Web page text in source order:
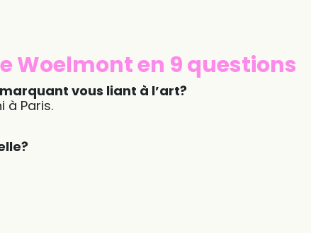
Woelmont en 9 questions
vous liant à l’art?
à Paris.